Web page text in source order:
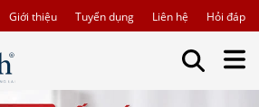
Giới thiệu Tuyển dụng Liên hệ Hỏi đáp